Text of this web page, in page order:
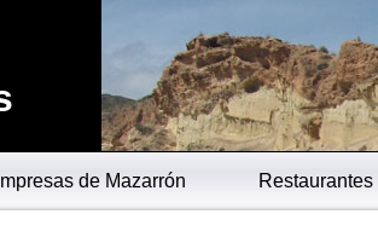
de Mazarrón Restaurantes